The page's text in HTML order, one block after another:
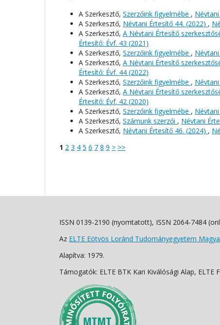
A Szerkesztő, Szerzőink figyelmébe ,
A Szerkesztő, Névtani Értesítő 44. (2022) ,
A Szerkesztő, A Névtani Értesítő
Értesítő: Évf. 43 (2021)
A Szerkesztő, Szerzőink figyelmébe ,
A Szerkesztő, A Névtani Értesítő
Értesítő: Évf. 44 (2022)
A Szerkesztő, Szerzőink figyelmébe ,
A Szerkesztő, A Névtani Értesítő
Értesítő: Évf. 42 (2020)
A Szerkesztő, Szerzőink figyelmébe ,
A Szerkesztő, Számunk szerzői , Névtani
A Szerkesztő, Névtani Értesítő 46. (2024) ,
1 2 3 4 5 6 7 8 9 > >>
ISSN 0139-2190 (nyomtatott), ISSN 2064-7484
Az ELTE Eötvös Loránd Tudományegyetem
Alapítva: 1979.
Támogatók: ELTE BTK Kari Kiválósági Alap, ELTE